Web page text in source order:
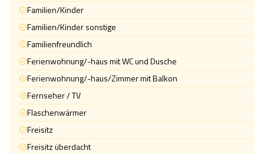
Familien/Kinder
Familien/Kinder sonstige
Familienfreundlich
Ferienwohnung/-haus mit WC und Dusche
Ferienwohnung/-haus/Zimmer mit Balkon
Fernseher / TV
Flaschenwärmer
Freisitz
Freisitz überdacht